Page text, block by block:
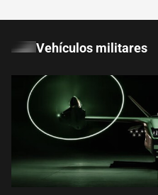
Vehículos militares